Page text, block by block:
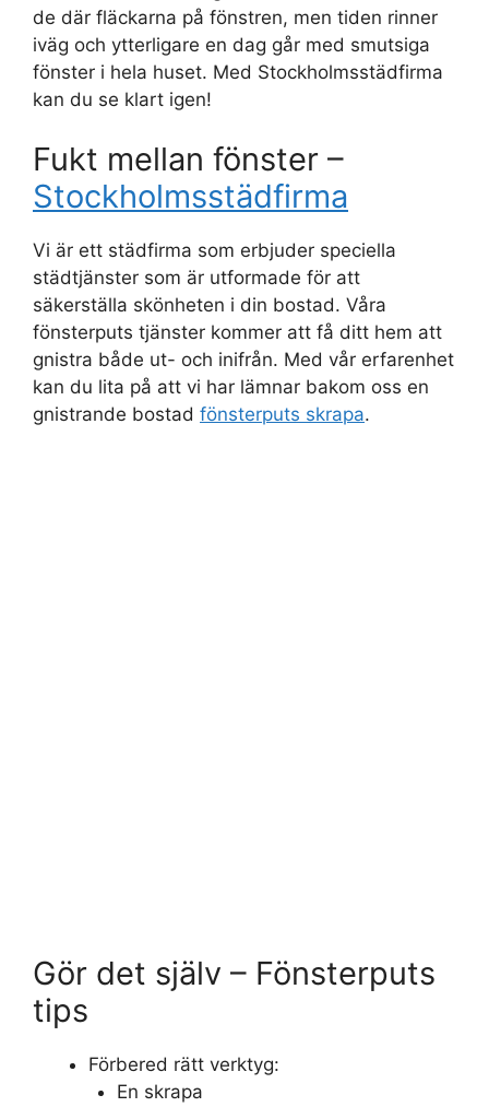
de där fläckarna på fönstren, men tiden rinner
iväg och ytterligare en dag går med smutsiga
fönster i hela huset. Med Stockholmsstädfirma
kan du se klart igen!
Fukt mellan fönster –
Stockholmsstädfirma
Vi är ett städfirma som erbjuder speciella
städtjänster som är utformade för att
säkerställa skönheten i din bostad. Våra
fönsterputs tjänster kommer att få ditt hem att
gnistra både ut- och inifrån. Med vår erfarenhet
kan du lita på att vi har lämnar bakom oss en
gnistrande bostad fönsterputs skrapa.
Gör det själv – Fönsterputs
tips
Förbered rätt verktyg:
En skrapa